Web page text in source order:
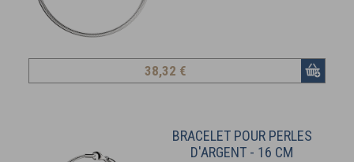
38,32 €
BRACELET POUR PERLES
D'ARGENT - 16 CM